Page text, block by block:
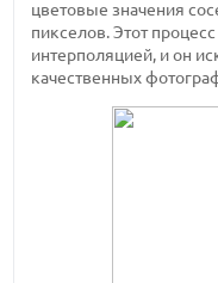
цветовые значения
пикселов. Этот
интерполяцией, и он
качественных